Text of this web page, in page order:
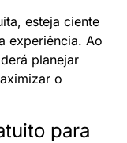
esteja ciente
experiência. Ao
planejar
o
para